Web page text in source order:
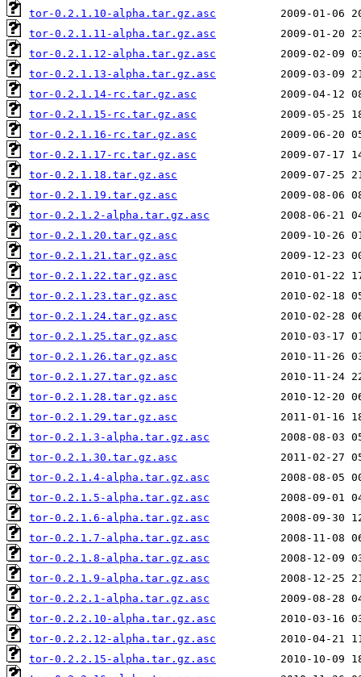
tor-0.2.1.10-alpha.tar.gz.asc
tor-0.2.1.11-alpha.tar.gz.asc
tor-0.2.1.12-alpha.tar.gz.asc
tor-0.2.1.13-alpha.tar.gz.asc
tor-0.2.1.14-rc.tar.gz.asc
tor-0.2.1.15-rc.tar.gz.asc
tor-0.2.1.16-rc.tar.gz.asc
tor-0.2.1.17-rc.tar.gz.asc
tor-0.2.1.18.tar.gz.asc
tor-0.2.1.19.tar.gz.asc
tor-0.2.1.2-alpha.tar.gz.asc
tor-0.2.1.20.tar.gz.asc
tor-0.2.1.21.tar.gz.asc
tor-0.2.1.22.tar.gz.asc
tor-0.2.1.23.tar.gz.asc
tor-0.2.1.24.tar.gz.asc
tor-0.2.1.25.tar.gz.asc
tor-0.2.1.26.tar.gz.asc
tor-0.2.1.27.tar.gz.asc
tor-0.2.1.28.tar.gz.asc
tor-0.2.1.29.tar.gz.asc
tor-0.2.1.3-alpha.tar.gz.asc
tor-0.2.1.30.tar.gz.asc
tor-0.2.1.4-alpha.tar.gz.asc
tor-0.2.1.5-alpha.tar.gz.asc
tor-0.2.1.6-alpha.tar.gz.asc
tor-0.2.1.7-alpha.tar.gz.asc
tor-0.2.1.8-alpha.tar.gz.asc
tor-0.2.1.9-alpha.tar.gz.asc
tor-0.2.2.1-alpha.tar.gz.asc
tor-0.2.2.10-alpha.tar.gz.asc
tor-0.2.2.12-alpha.tar.gz.asc
tor-0.2.2.15-alpha.tar.gz.asc